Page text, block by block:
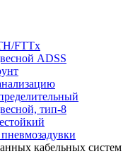
FTTx
ADSS
тип-8